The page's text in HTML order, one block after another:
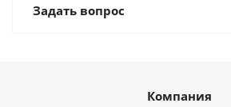
Задать вопрос
Компания